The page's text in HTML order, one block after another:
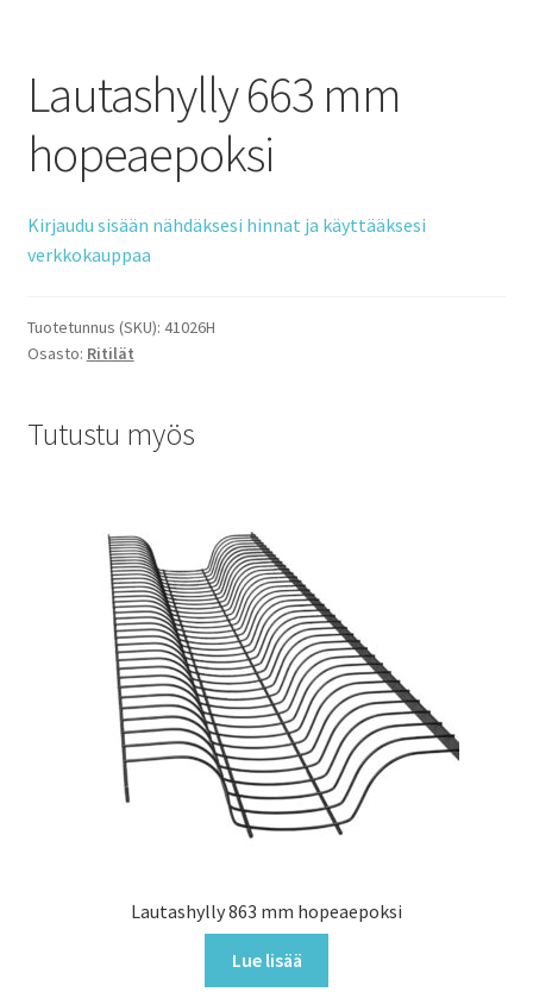
Lautashylly 663 mm
hopeaepoksi
Kirjaudu sisään nähdäksesi hinnat ja käyttääksesi
verkkokauppaa
Tuotetunnus (SKU): 41026H
Osasto: Ritilät
Tutustu myös
Lautashylly 863 mm hopeaepoksi
Lue lisää